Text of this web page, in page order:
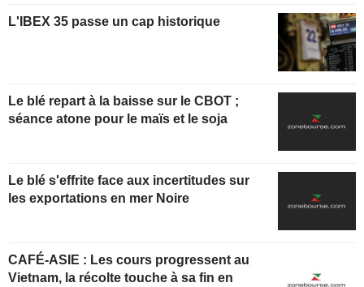
L'IBEX 35 passe un cap historique
Le blé repart à la baisse sur le CBOT ;
séance atone pour le maïs et le soja
Le blé s'effrite face aux incertitudes sur
les exportations en mer Noire
CAFÉ-ASIE : Les cours progressent au
Vietnam, la récolte touche à sa fin en